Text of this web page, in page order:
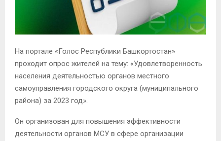
На портале «Голос Республики Башкортостан»
проходит опрос жителей на тему: «Удовлетворенность
населения деятельностью органов местного
самоуправления городского округа (муниципального
района) за 2023 год».
Он организован для повышения эффективности
деятельности органов МСУ в сфере организации